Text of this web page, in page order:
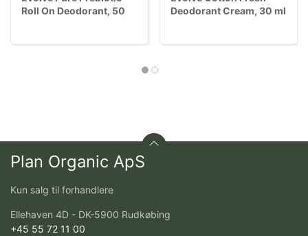
Roll On Deodorant, 50
Deodorant Cream, 30 ml
Plan Organic ApS
Kun salg til forhandlere
Ellehaven 4D - DK-5900 Rudkøbing
+45 55 72 11 00